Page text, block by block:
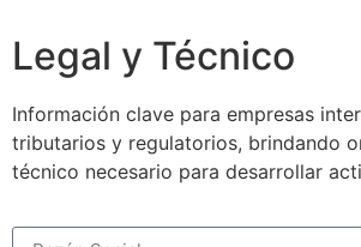
Legal y Técnico
Información clave para empresas
tributarios y regulatorios, brindando
técnico necesario para desarrollar